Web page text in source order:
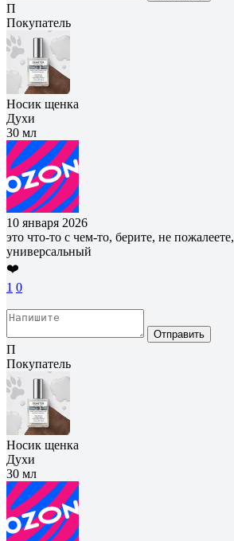
П
Покупатель
Носик щенка
Духи
30 мл
10 января 2026
это что-то с чем-то, берите, не
универсальный
❤️
1 0
Отправить
П
Покупатель
Носик щенка
Духи
30 мл